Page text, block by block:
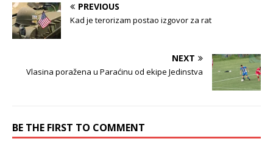
PREVIOUS
Kad je terorizam postao izgovor za rat
NEXT
Vlasina poražena u Paraćinu od ekipe Jedinstva
BE THE FIRST TO COMMENT